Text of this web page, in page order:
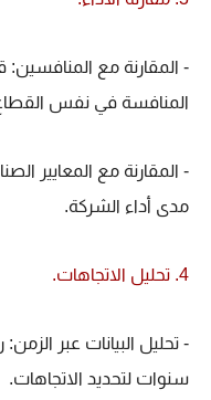
- المقارنة مع المنافسين:
المنافسة في نفس
- المقارنة مع المعايير
مدى أداء الشركة.
4. تحليل الاتجاهات.
- تحليل البيانات عبر الزمن:
سنوات لتحديد الاتجاهات.